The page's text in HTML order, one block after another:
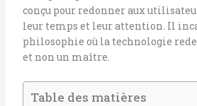
conçu pour redonner aux
leur temps et leur attention. Il
philosophie où la technologie
et non un maître.
Table des matières